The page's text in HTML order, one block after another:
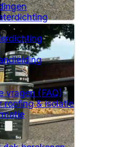
vragen (FAQ)
roofing & isolatie